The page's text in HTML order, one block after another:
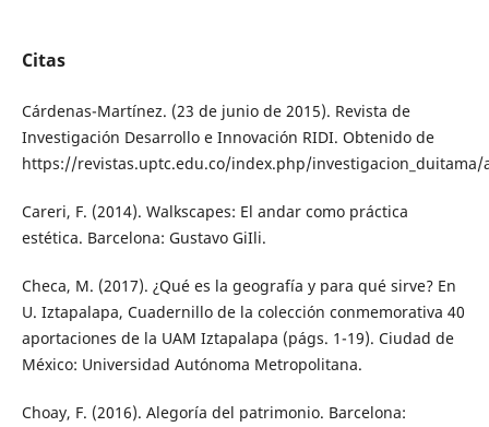
Citas
Cárdenas-Martínez. (23 de junio de 2015). Revista de
Investigación Desarrollo e Innovación RIDI. Obtenido de
https://revistas.uptc.edu.co/index.php/
Careri, F. (2014). Walkscapes: El andar como práctica
estética. Barcelona: Gustavo GiIli.
Checa, M. (2017). ¿Qué es la geografía y para qué sirve? En
U. Iztapalapa, Cuadernillo de la colección conmemorativa 40
aportaciones de la UAM Iztapalapa (págs. 1-19). Ciudad de
México: Universidad Autónoma Metropolitana.
Choay, F. (2016). Alegoría del patrimonio. Barcelona: